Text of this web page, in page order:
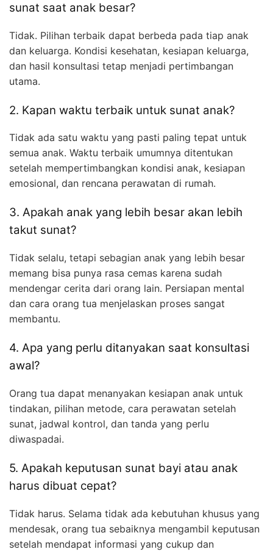
sunat saat anak besar?
Tidak. Pilihan terbaik dapat berbeda pada tiap anak
dan keluarga. Kondisi kesehatan, kesiapan keluarga,
dan hasil konsultasi tetap menjadi pertimbangan
utama.
2. Kapan waktu terbaik untuk sunat anak?
Tidak ada satu waktu yang pasti paling tepat untuk
semua anak. Waktu terbaik umumnya ditentukan
setelah mempertimbangkan kondisi anak, kesiapan
emosional, dan rencana perawatan di rumah.
3. Apakah anak yang lebih besar akan lebih
takut sunat?
Tidak selalu, tetapi sebagian anak yang lebih besar
memang bisa punya rasa cemas karena sudah
mendengar cerita dari orang lain. Persiapan mental
dan cara orang tua menjelaskan proses sangat
membantu.
4. Apa yang perlu ditanyakan saat konsultasi
awal?
Orang tua dapat menanyakan kesiapan anak untuk
tindakan, pilihan metode, cara perawatan setelah
sunat, jadwal kontrol, dan tanda yang perlu
diwaspadai.
5. Apakah keputusan sunat bayi atau anak
harus dibuat cepat?
Tidak harus. Selama tidak ada kebutuhan khusus yang
mendesak, orang tua sebaiknya mengambil keputusan
setelah mendapat informasi yang cukup dan